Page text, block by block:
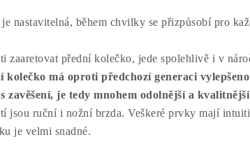
nastavitelná, během chvilky se přizpůsobí pro
zaaretovat přední kolečko, jede spolehlivě i v
kolečko má oproti předchozí generaci
zavěšení, je tedy mnohem odolnější a
jsou ruční i nožní brzda. Veškeré prvky mají
je velmi snadné.